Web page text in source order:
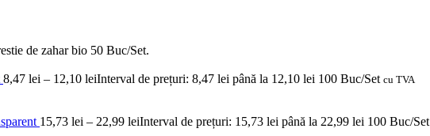
de zahar bio 50 Buc/Set.
8,47 lei – 12,10 leiInterval de prețuri: 8,47 lei până la 12,10 lei 100 Buc/Set cu TVA
15,73 lei – 22,99 leiInterval de prețuri: 15,73 lei până la 22,99 lei 100 Buc/Set